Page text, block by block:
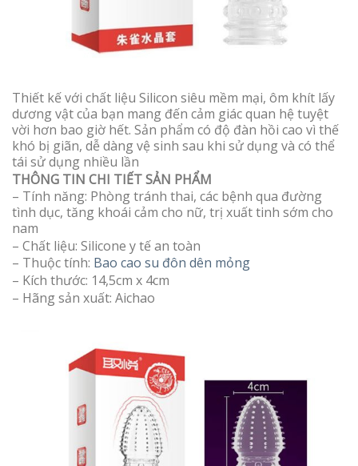
Thiết kế với chất liệu Silicon siêu mềm mại, ôm khít lấy
dương vật của bạn mang đến cảm giác quan hệ tuyệt
vời hơn bao giờ hết. Sản phẩm có độ đàn hồi cao vì thế
khó bị giãn, dễ dàng vệ sinh sau khi sử dụng và có thể
tái sử dụng nhiều lần
THÔNG TIN CHI TIẾT SẢN PHẨM
– Tính năng: Phòng tránh thai, các bệnh qua đường
tình dục, tăng khoái cảm cho nữ, trị xuất tinh sớm cho
nam
– Chất liệu: Silicone y tế an toàn
– Thuộc tính: Bao cao su đôn dên mỏng
– Kích thước: 14,5cm x 4cm
– Hãng sản xuất: Aichao